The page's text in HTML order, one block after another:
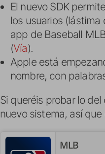
El nuevo SDK
los usuarios
app de Baseball
(Vía).
Apple está
nombre, con
Si queréis probar lo
nuevo sistema, así
‎MLB